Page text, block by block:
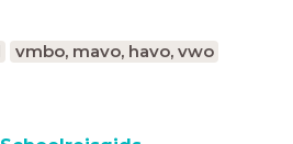
vmbo, mavo, havo, vwo